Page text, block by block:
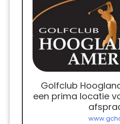
Golfclub
een prima locatie